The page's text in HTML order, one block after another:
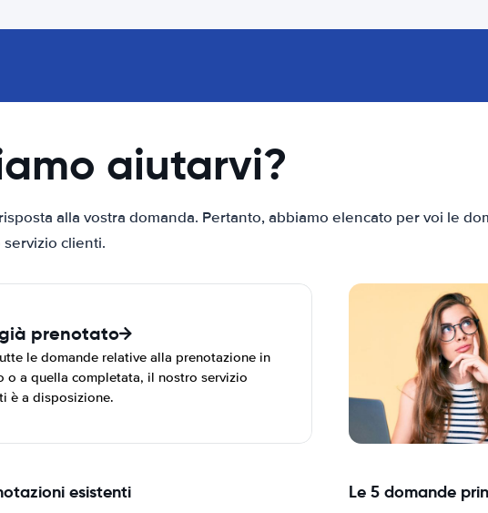
aiutarvi?
alla vostra domanda. Pertanto, abbiamo elencato per voi le
clienti.
prenotato
le domande relative alla prenotazione in
o a quella completata, il nostro servizio
è a disposizione.
esistenti Le 5 domande